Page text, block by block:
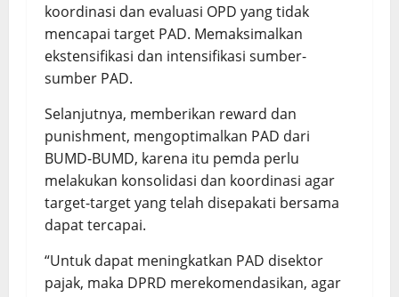
koordinasi dan evaluasi OPD yang tidak
mencapai target PAD. Memaksimalkan
ekstensifikasi dan intensifikasi sumber-
sumber PAD.
Selanjutnya, memberikan reward dan
punishment, mengoptimalkan PAD dari
BUMD-BUMD, karena itu pemda perlu
melakukan konsolidasi dan koordinasi agar
target-target yang telah disepakati bersama
dapat tercapai.
“Untuk dapat meningkatkan PAD disektor
pajak, maka DPRD merekomendasikan, agar